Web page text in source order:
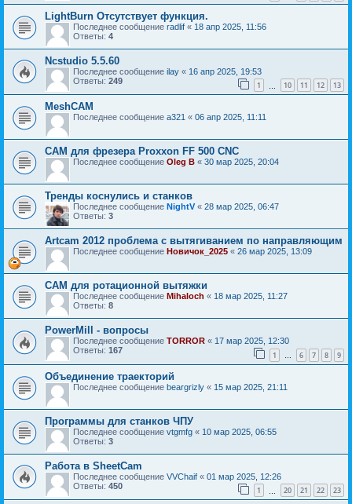
LightBurn Отсутствует функция.
Последнее сообщение radlif « 18 апр 2025, 11:56
Ответы: 4
Ncstudio 5.5.60
Последнее сообщение ilay « 16 апр 2025, 19:53
Ответы: 249 1 10 11 12 13
MeshCAM
Последнее сообщение a321 « 06 апр 2025, 11:11
CAM для фрезера Proxxon FF 500 CNC
Последнее сообщение Oleg B « 30 мар 2025, 20:04
Тренды коснулись и станков
Последнее сообщение NightV« 28 мар 2025, 06:47
Ответы: 3
Artcam 2012 проблема с вытягиванием по направляющим
Последнее сообщение Новичок_2025 « 26 мар 2025, 13:09
CAM для ротационной вытяжки
Последнее сообщение Mihaloch « 18 мар 2025, 11:27
Ответы: 8
PowerMill - вопросы
Последнее сообщение TORROR « 17 мар 2025, 12:30
Ответы: 167 1 … 6 7 8 9
Объединение траекторий
Последнее сообщение beargrizly « 15 мар 2025, 21:11
Программы для станков ЧПУ
Последнее сообщение vtgmfg « 10 мар 2025, 06:55
Ответы: 3
Работа в SheetCam
Последнее сообщение VVChaif « 01 мар 2025, 12:26
Ответы: 450 1 20 21 22 23